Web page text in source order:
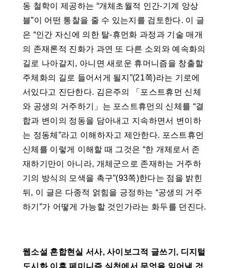
동 철학이 제공하는 “개체초월적 인간-기계 앙상
블”이 어떤 통찰을 줄 수 있는지를 검토한다. 이 글
은 “인간 자신에 의한 탈-휴먼화 과정과 기술 매개
의 존재론적 진화가 과연 또 다른 소외와 예속화의
길로 나아갈지, 아니면 새로운 휴머니즘을 창출할
주체화의 길로 들어서게 될지”(21쪽)라는 기로에
서있다고 진단한다. 김은주의 「포스트휴먼 신체
와 공생의 거주하기」는 포스트휴먼의 신체를 “결
합과 변이의 정동을 담아내고 지속하면서 변이하
는 정동체”라고 이해하자고 제안한다. 포스트휴먼
신체를 이렇게 이해할 때 그것은 “한 개체로서 존
재하기만이 아니라, 개체군으로 존재하는 거주하
기의 방식의 모색을 촉구”(93쪽)한다는 점을 밝힌
뒤, 이 글은 다종적 얽힘을 긍정하는 “공생의 거주
하기”가 어떻게 가능할 것인가라는 화두를 던진다.
웹소설 혼합현실 서사, 사이보그적 글쓰기, 디지털